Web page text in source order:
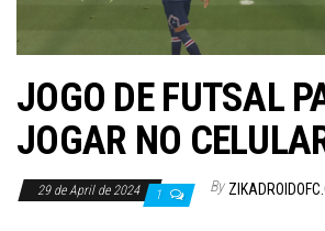
JOGO DE FUTSAL
JOGAR NO
29 de April de 2024 1 By